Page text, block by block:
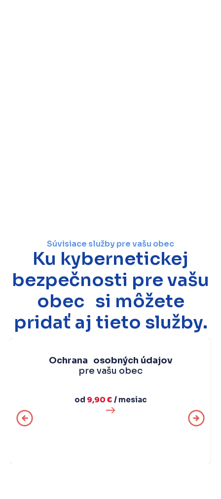
Súvisiace služby pre vašu obec
Ku kybernetickej
bezpečnosti pre vašu
obec si môžete
pridať aj tieto služby.
Ochrana osobných údajov
pre vašu obec
od 9,90 € / mesiac